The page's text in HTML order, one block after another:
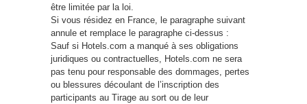
être limitée par la loi.
Si vous résidez en France, le paragraphe suivant
annule et remplace le paragraphe ci-dessus :
Sauf si Hotels.com a manqué à ses obligations
juridiques ou contractuelles, Hotels.com ne sera
pas tenu pour responsable des dommages, pertes
ou blessures découlant de l’inscription des
participants au Tirage au sort ou de leur